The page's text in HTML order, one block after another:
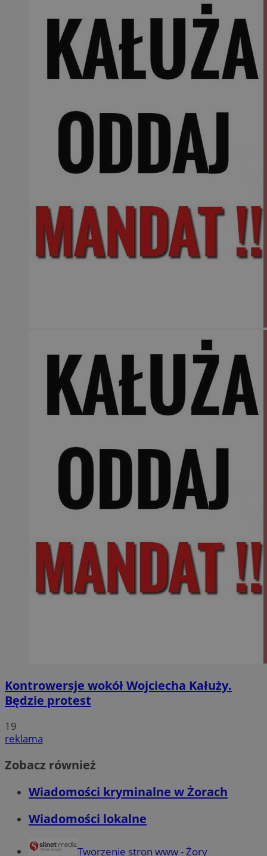
Kontrowersje wokół Wojciecha Kałuży.
Będzie protest
19
reklama
Zobacz również
Wiadomości kryminalne w Żorach
Wiadomości lokalne
Tworzenie stron www - Żory